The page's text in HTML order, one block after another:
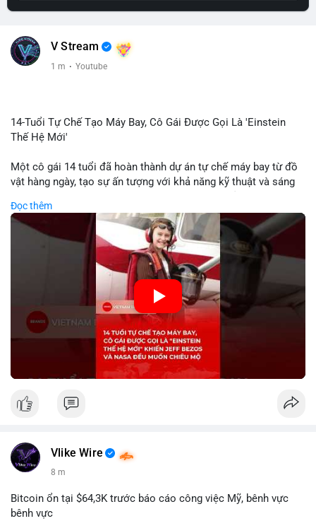
V Stream
1 m · Youtube
14-Tuổi Tự Chế Tạo Máy Bay, Cô Gái Được Gọi Là 'Einstein
Thế Hệ Mới'
Một cô gái 14 tuổi đã hoàn thành dự án tự chế máy bay từ đồ
vật hàng ngày, tạo sự ấn tượng với khả năng kỹ thuật và sáng
trình cô girl thiết kế, sản xuất và thử nghiệm máy bay, được
nhiều người so sánh với trí tuệ của Einstein. Thành tựu này
không chỉ thể hiện khả năng học tập nhanh chóng mà còn thể
hiện tiềm năng của thế hệ trẻ trong lĩnh vực công nghệ. Mặc dù
chưa liên quan trực tiếp đến tài chính hoặc crypto, sự phát
triển của công nghệ mới thường tạo cơ hội đầu tư hoặc ứng
dụng trong các lĩnh vực số hóa.
🎥 Xem video trực tiếp tại:
Nguồn: KIEN THUC KINH TE
Đọc thêm
Vlike Wire
8 m
Bitcoin ổn tại $64,3K trước báo cáo công việc Mỹ, bênh vực
bênh vực